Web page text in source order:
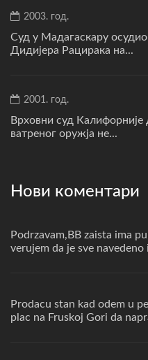
2003. год.
Суд у Мадагаскару
Дидијера Рацирака на...
2001. год.
Врховни суд
ватреног оружја не...
Нови коментари
Podrzavam,BB zaista ima
verujem da je sve navedeno
Prodacu stan kad odem u
plac na Fruskoj Gori da